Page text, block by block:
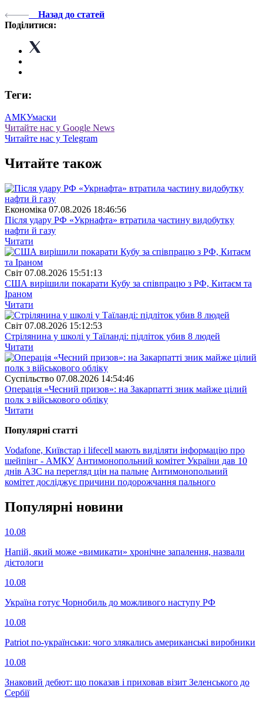
Назад до статей
Поділитися:
Теги:
АМКУмаски
Читайте нас у Google News
Читайте нас у Telegram
Читайте також
Економіка 07.08.2026 18:46:56
Після удару РФ «Укрнафта» втратила частину видобутку
нафти й газу
Читати
Свiт 07.08.2026 15:51:13
США вирішили покарати Кубу за співпрацю з РФ, Китаєм та
Іраном
Читати
Свiт 07.08.2026 15:12:53
Стрілянина у школі у Таїланді: підліток убив 8 людей
Читати
Суспiльство 07.08.2026 14:54:46
Операція «Чесний призов»: на Закарпатті зник майже цілий
полк з військового обліку
Читати
Популярнi статтi
Vodafone, Київстар і lifecell мають виділяти інформацію про
шейпінг - АМКУ Антимонопольний комітет України дав 10
днів АЗС на перегляд цін на пальне Антимонопольний
комітет досліджує причини подорожчання пального
Популярнi новини
10.08
Напій, який може «вимикати» хронічне запалення, назвали
дієтологи
10.08
Україна готує Чорнобиль до можливого наступу РФ
10.08
Patriot по-українськи: чого злякались американські виробники
10.08
Знаковий дебют: що показав і приховав візит Зеленського до
Сербії